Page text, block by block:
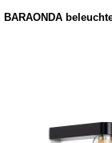
BARAONDA